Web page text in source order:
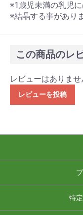
※1歳児未満の乳児に
※結晶する事があり
この商品のレ
レビューはありませ
レビューを投稿
特